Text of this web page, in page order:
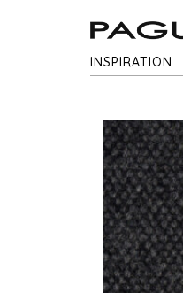
INSPIRATION